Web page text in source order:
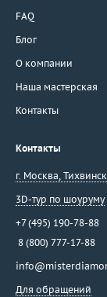
FAQ
Блог
О компании
Наша мастерская
Контакты
Контакты
г. Москва,
3D-тур по шоуруму
+7 (495) 190-78-88
8 (800) 777-17-88
Для обращений